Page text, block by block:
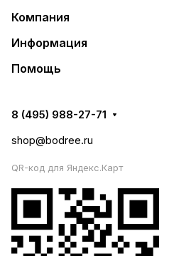
Компания
Информация
Помощь
8 (495) 988-27-71
shop@bodree.ru
QR-код для Яндекс.Карт